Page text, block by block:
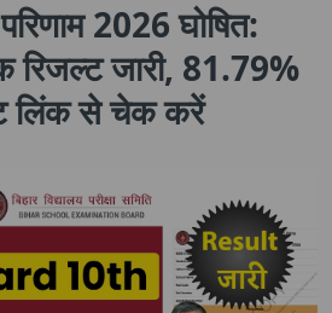
परिणाम 2026 घोषित:
रिजल्ट जारी, 81.79%
लिंक से चेक करें